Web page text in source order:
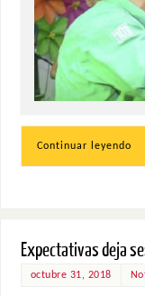
Continuar leyendo
Expectativas deja
octubre 31, 2018